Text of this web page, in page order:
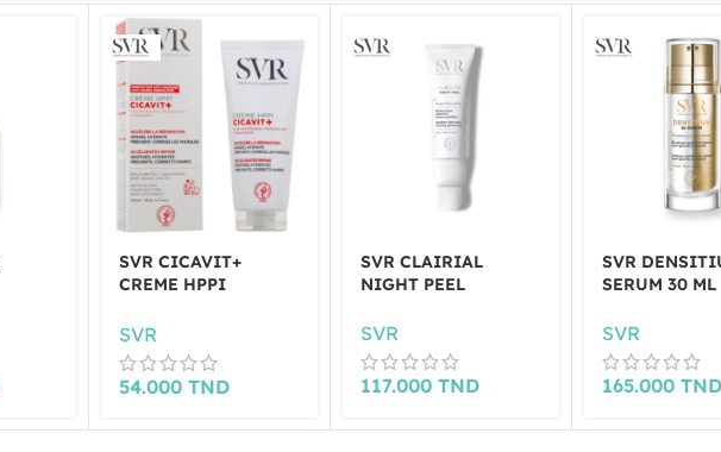
SVR CICAVIT+
CREME HPPI
MARQUES 100ML
SVR
54.000 TND
SVR CLAIRIAL
NIGHT PEEL
SVR
117.000 TND
SVR
SERUM 30 ML
SVR
165.000TND